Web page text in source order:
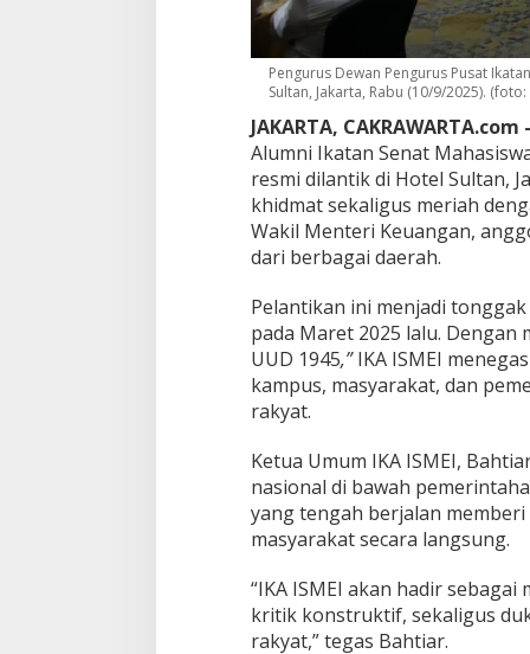
a
w
a
l
K
e
b
i
j
a
k
a
E
k
o
n
o
P
r
o
-
R
k
y
a
t
Pengurus Dewan Pengurus Pusat
Sultan, Jakarta, Rabu (10/9/2025).
JAKARTA, CAKRAWARTA.com
Alumni Ikatan Senat
resmi dilantik di Hotel Sultan,
khidmat sekaligus meriah
Wakil Menteri Keuangan,
dari berbagai daerah.
Pelantikan ini menjadi
pada Maret 2025 lalu. Dengan
UUD 1945,”IKA ISMEI
kampus, masyarakat, dan
rakyat.
Ketua Umum IKA ISMEI,
nasional di bawah
yang tengah berjalan
masyarakat secara langsung.
“IKA ISMEI akan hadir
kritik konstruktif, sekaligus
rakyat,” tegas Bahtiar.